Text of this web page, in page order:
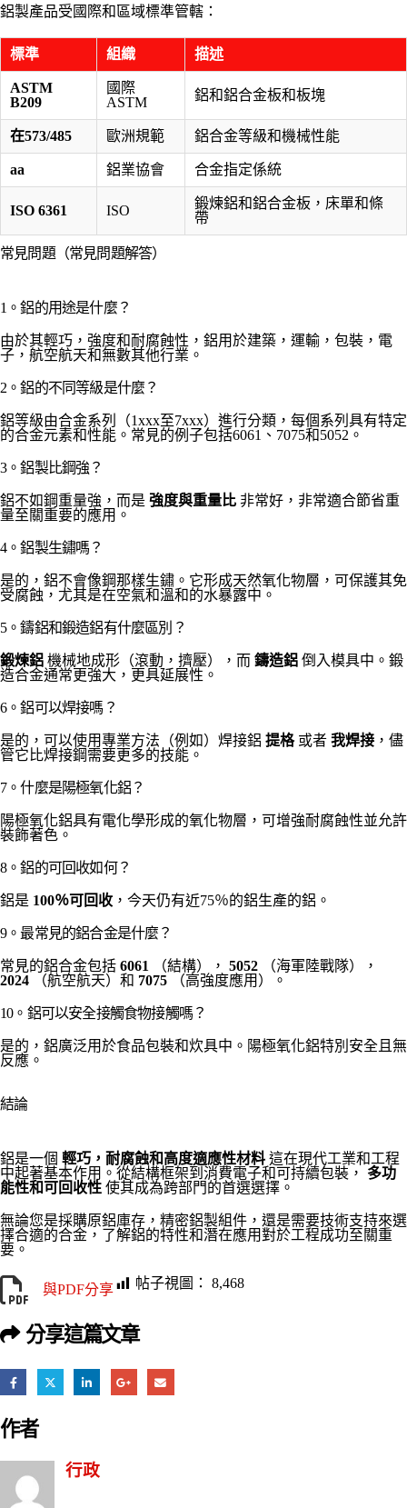
鋁製產品受國際和區域標準管轄：
標準 組織 描述
ASTM
B209
國際
ASTM
鋁和鋁合金板和板塊
在573/485 歐洲規範 鋁合金等級和機械性能
aa 鋁業協會 合金指定係統
ISO 6361 ISO
鍛煉鋁和鋁合金板，床單和條
帶
常見問題（常見問題解答）
1。鋁的用途是什麼？
由於其輕巧，強度和耐腐蝕性，鋁用於建築，運輸，包裝，電
子，航空航天和無數其他行業。
2。鋁的不同等級是什麼？
鋁等級由合金系列（1xxx至7xxx）進行分類，每個系列具有特定
的合金元素和性能。常見的例子包括6061、7075和5052。
3。鋁製比鋼強？
鋁不如鋼重量強，而是 強度與重量比 非常好，非常適合節省重
量至關重要的應用。
4。鋁製生鏽嗎？
是的，鋁不會像鋼那樣生鏽。它形成天然氧化物層，可保護其免
受腐蝕，尤其是在空氣和溫和的水暴露中。
5。鑄鋁和鍛造鋁有什麼區別？
鍛煉鋁 機械地成形（滾動，擠壓），而 鑄造鋁 倒入模具中。鍛
造合金通常更強大，更具延展性。
6。鋁可以焊接嗎？
是的，可以使用專業方法（例如）焊接鋁 提格或者 我焊接 ，儘
管它比焊接鋼需要更多的技能。
7。什麼是陽極氧化鋁？
陽極氧化鋁具有電化學形成的氧化物層，可增強耐腐蝕性並允許
裝飾著色。
8。鋁的可回收如何？
鋁是 100％可回收 ，今天仍有近75％的鋁生產的鋁。
9。最常見的鋁合金是什麼？
常見的鋁合金包括 6061 （結構）， 5052 （海軍陸戰隊），
2024 （航空航天）和 7075 （高強度應用）。
10。鋁可以安全接觸食物接觸嗎？
是的，鋁廣泛用於食品包裝和炊具中。陽極氧化鋁特別安全且無
反應。
結論
鋁是一個 輕巧，耐腐蝕和高度適應性材料 這在現代工業和工程
中起著基本作用。從結構框架到消費電子和可持續包裝， 多功
能性和可回收性 使其成為跨部門的首選選擇。
無論您是採購原鋁庫存，精密鋁製組件，還是需要技術支持來選
擇合適的合金，了解鋁的特性和潛在應用對於工程成功至關重
要。
與PDF分享 帖子視圖： 8,468
分享這篇文章
作者
行政